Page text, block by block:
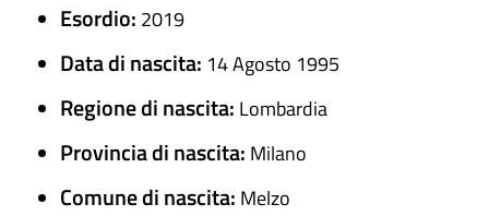
Esordio: 2019
Data di nascita: 14 Agosto 1995
Regione di nascita: Lombardia
Provincia di nascita: Milano
Comune di nascita: Melzo